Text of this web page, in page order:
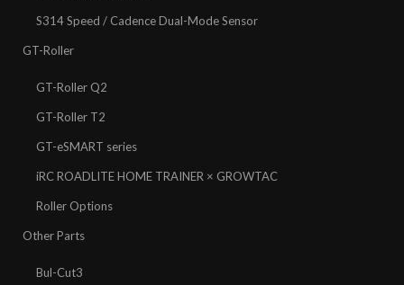
S314 Speed / Cadence Dual-Mode Sensor
GT-Roller
GT-Roller Q2
GT-Roller T2
GT-eSMART series
iRC ROADLITE HOME TRAINER × GROWTAC
Roller Options
Other Parts
Bul-Cut3